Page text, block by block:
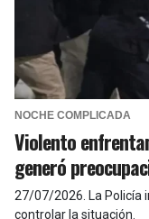
NOCHE COMPLICADA
Violento
generó
27/07/2026 La Policía
controlar la situación.